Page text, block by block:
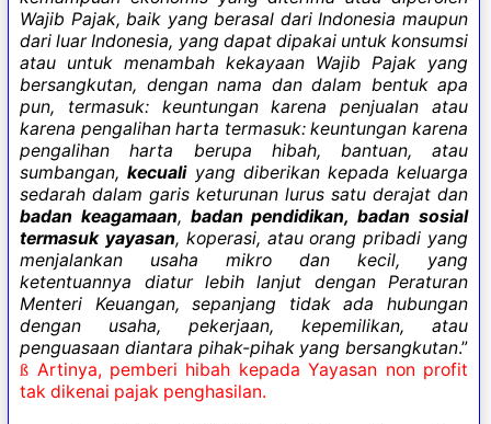
Wajib Pajak, baik yang berasal dari Indonesia maupun
dari luar Indonesia, yang dapat dipakai untuk konsumsi
atau untuk menambah kekayaan Wajib Pajak yang
bersangkutan, dengan nama dan dalam bentuk apa
pun, termasuk: keuntungan karena penjualan atau
karena pengalihan harta termasuk: keuntungan karena
pengalihan harta berupa hibah, bantuan, atau
sumbangan,kecualiyang diberikan kepada keluarga
sedarah dalam garis keturunan lurus satu derajat dan
badan keagamaan, badan pendidikan, badan sosial
termasuk yayasan, koperasi, atau orang pribadi yang
menjalankan usaha mikro dan kecil, yang
ketentuannya diatur lebih lanjut dengan Peraturan
Menteri Keuangan, sepanjang tidak ada hubungan
dengan usaha, pekerjaan, kepemilikan, atau
penguasaan diantara pihak-pihak yang bersangkutan.”
ß Artinya, pemberi hibah kepada Yayasan non profit
tak dikenai pajak penghasilan.